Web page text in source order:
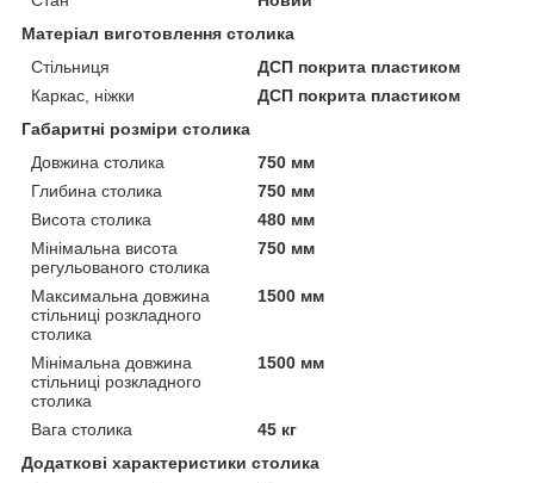
Матеріал виготовлення столика
Стільниця
ДСП покрита пластиком
Каркас, ніжки
ДСП покрита пластиком
Габаритні розміри столика
Довжина столика
750 мм
Глибина столика
750 мм
Висота столика
480 мм
Мінімальна висота
регульованого столика
750 мм
Максимальна довжина
стільниці розкладного
столика
1500 мм
Мінімальна довжина
стільниці розкладного
столика
1500 мм
Вага столика
45 кг
Додаткові характеристики столика